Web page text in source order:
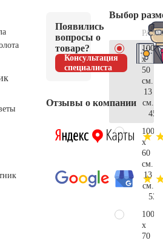
Появились
вопросы о
товаре?
Консультация
специалиста
Отзывы о компании
Выбор
100
x
50
см.
13
см.
100
x
60
см.
13
см.
100
x
70